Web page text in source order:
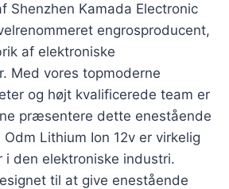
Shenzhen Kamada Electronic
engrosproducent,
af elektroniske
Med vores topmoderne
og højt kvalificerede team er
præsentere dette enestående
Lithium Ion 12v er virkelig
i den elektroniske industri.
til at give enestående